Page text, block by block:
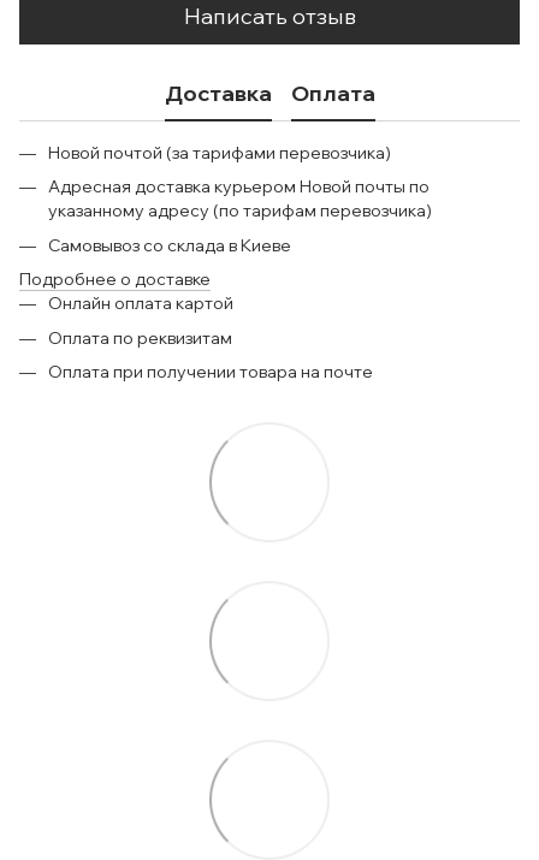
Написать отзыв
Доставка Оплата
Новой почтой (за тарифами перевозчика)
Адресная доставка курьером Новой почты по
указанному адресу (по тарифам перевозчика)
Самовывоз со склада в Киеве
Подробнее о доставке
Онлайн оплата картой
Оплата по реквизитам
Оплата при получении товара на почте